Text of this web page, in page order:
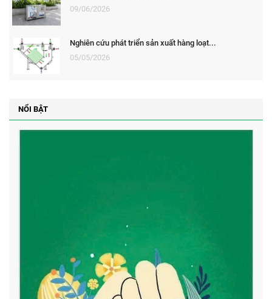
09/06/2026
Nghiên cứu phát triển sản xuất hàng loạt...
05/05/2026
NỔI BẬT